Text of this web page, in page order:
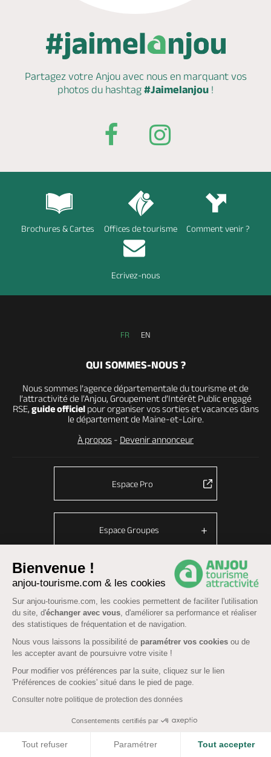
Bienvenue !
anjou-tourisme.com & les cookies
Sur anjou-tourisme.com, les cookies permettent de faciliter l'utilisation
du site, d'échanger avec vous, d'améliorer sa performance et réaliser
des statistiques de fréquentation et de navigation.
Nous vous laissons la possibilité de paramétrer vos cookies ou de
les accepter avant de poursuivre votre visite !
Pour modifier vos préférences par la suite, cliquez sur le lien
'Préférences de cookies' situé dans le pied de page.
Consulter notre politique de protection des données
Consentements certifiés par
Tout refuser Paramétrer Tout accepter
Partagez votre Anjou avec nous en marquantvos
photos du hashtag #Jaimelanjou !
Brochures & Cartes Offices de tourisme Comment venir ?
Ecrivez-nous
FR EN
QUI SOMMES-NOUS ?
Nous sommes l’agence départementale du tourisme et de
l’attractivité de l’Anjou, Groupement d’Intérêt Public engagé
RSE, guide officielpour organiser vos sorties et vacances dans
le département de Maine-et-Loire.
À propos - Devenir annonceur
Espace Pro
Espace Groupes
© Anjou tourisme 2026 -Plan du site-Fonctionnement du site
Mentions légales -Données personnelles -Cookies
CGU Réservation
- Accessibilité : partiellement conforme